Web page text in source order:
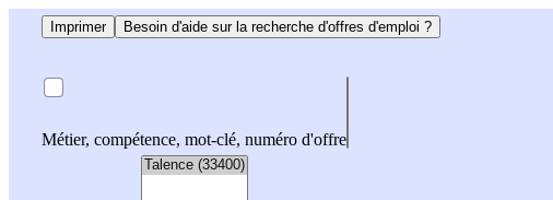
Imprimer Besoin d'aide sur la recherche d'offres d'emploi ?
Métier, compétence, mot-clé, numéro d'offre